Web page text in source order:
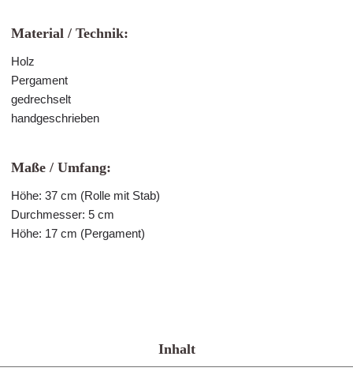
Material / Technik:
Holz
Pergament
gedrechselt
handgeschrieben
Maße / Umfang:
Höhe: 37 cm (Rolle mit Stab)
Durchmesser: 5 cm
Höhe: 17 cm (Pergament)
Inhalt